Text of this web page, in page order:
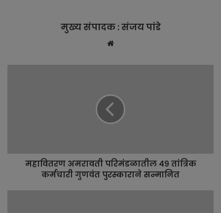
मुख्य संपादक : संजय पांडे
b
t
महावितरण अमरावती परिमंडळातील ४९ तांत्रिक
कर्मचारी गुणवंत पुरस्काराने सन्मानित